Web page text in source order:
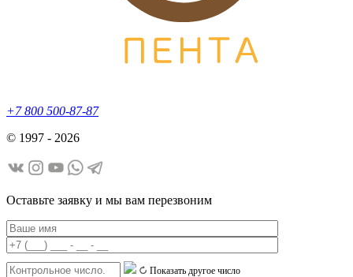
+7 800 500-87-87
© 1997 - 2026
Оставьте заявку и мы вам перезвоним
Показать другое число